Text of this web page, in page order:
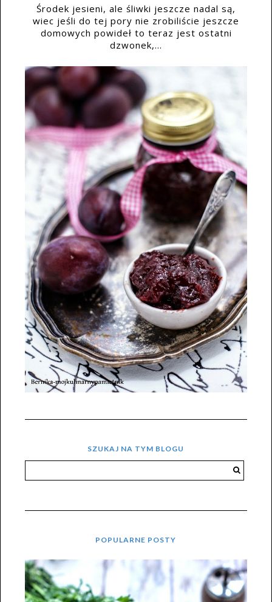
Środek jesieni, ale śliwki jeszcze nadal są,
wiec jeśli do tej pory nie zrobiliście jeszcze
domowych powideł to teraz jest ostatni
dzwonek,...
SZUKAJ NA TYM BLOGU
POPULARNE POSTY